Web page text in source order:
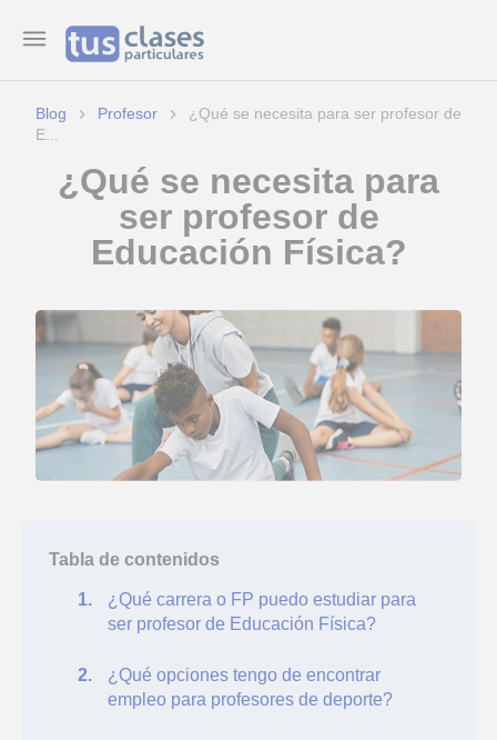
Blog Profesor
¿Qué se necesita para ser profesor de
E...
¿Qué se necesita para
ser profesor de
Educación Física?
Tabla de contenidos
¿Qué carrera o FP puedo estudiar para
ser profesor de Educación Física?
¿Qué opciones tengo de encontrar
empleo para profesores de deporte?